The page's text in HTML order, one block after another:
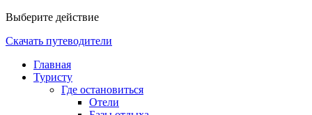
Выберите действие
Скачать путеводители
Главная
Туристу
Где остановиться
Отели